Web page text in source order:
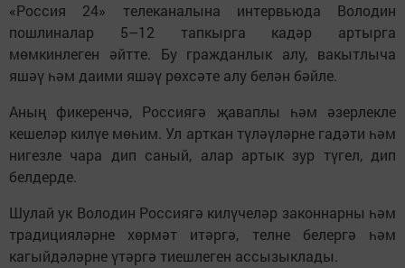
«Россия 24» телеканалына интервьюда Володин
пошлиналар 5–12 тапкырга кадәр артырга
мөмкинлеген әйтте. Бу гражданлык алу, вакытлыча
яшәү һәм даими яшәү рөхсәте алу белән бәйле.
Аның фикеренчә, Россиягә җаваплы һәм әзерлекле
кешеләр килүе мөһим. Ул арткан түләүләрне гадәти һәм
нигезле чара дип саный, алар артык зур түгел, дип
белдерде.
Шулай ук Володин Россиягә килүчеләр законнарны һәм
традицияләрне хөрмәт итәргә, телне белергә һәм
кагыйдәләрне үтәргә тиешлеген ассызыклады.